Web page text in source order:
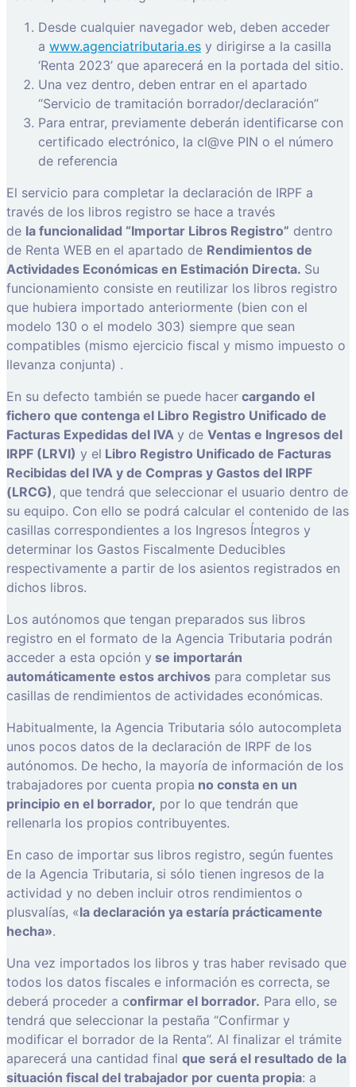
Desde cualquier navegador web, deben acceder
a www.agenciatributaria.es y dirigirse a la casilla
‘Renta 2023’ que aparecerá en la portada del sitio.
Una vez dentro, deben entrar en el apartado
“Servicio de tramitación borrador/declaración”
Para entrar, previamente deberán identificarse con
certificado electrónico, la cl@ve PIN o el número
de referencia
El servicio para completar la declaración de IRPF a
través de los libros registro se hace a través
de la funcionalidad “Importar Libros Registro” dentro
de Renta WEB en el apartado de Rendimientos de
Actividades Económicas en Estimación Directa. Su
funcionamiento consiste en reutilizar los libros registro
que hubiera importado anteriormente (bien con el
modelo 130 o el modelo 303) siempre que sean
compatibles (mismo ejercicio fiscal y mismo impuesto o
llevanza conjunta) .
En su defecto también se puede hacer cargando el
fichero que contenga el Libro Registro Unificado de
Facturas Expedidas del IVA y de Ventas e Ingresos del
IRPF (LRVI) y el Libro Registro Unificado de Facturas
Recibidas del IVA y de Compras y Gastos del IRPF
(LRCG), que tendrá que seleccionar el usuario dentro de
su equipo. Con ello se podrá calcular el contenido de las
casillas correspondientes a los Ingresos Íntegros y
determinar los Gastos Fiscalmente Deducibles
respectivamente a partir de los asientos registrados en
dichos libros.
Los autónomos que tengan preparados sus libros
registro en el formato de la Agencia Tributaria podrán
acceder a esta opción y se importarán
automáticamente estos archivos para completar sus
casillas de rendimientos de actividades económicas.
Habitualmente, la Agencia Tributaria sólo autocompleta
unos pocos datos de la declaración de IRPF de los
autónomos. De hecho, la mayoría de información de los
trabajadores por cuenta propia no consta en un
principio en el borrador, por lo que tendrán que
rellenarla los propios contribuyentes.
En caso de importar sus libros registro, según fuentes
de la Agencia Tributaria, si sólo tienen ingresos de la
actividad y no deben incluir otros rendimientos o
plusvalías, «la declaración ya estaría prácticamente
hecha».
Una vez importados los libros y tras haber revisado que
todos los datos fiscales e información es correcta, se
deberá proceder a confirmar el borrador. Para ello, se
tendrá que seleccionar la pestaña “Confirmar y
modificar el borrador de la Renta”. Al finalizar el trámite
aparecerá una cantidad final que será el resultado de la
situación fiscal del trabajador por cuenta propia: a